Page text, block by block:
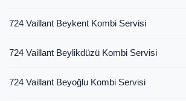
724 Vaillant Beykent Kombi Servisi
724 Vaillant Beylikdüzü Kombi Servisi
724 Vaillant Beyoğlu Kombi Servisi